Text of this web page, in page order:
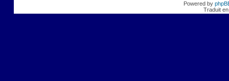
Powered by
Traduit